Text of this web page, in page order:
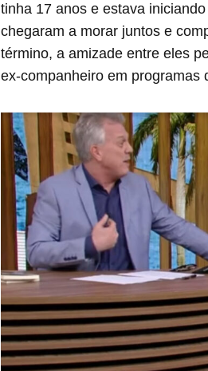
tinha 17 anos e estava
chegaram a morar juntos e
término, a amizade entre eles
ex-companheiro em programas